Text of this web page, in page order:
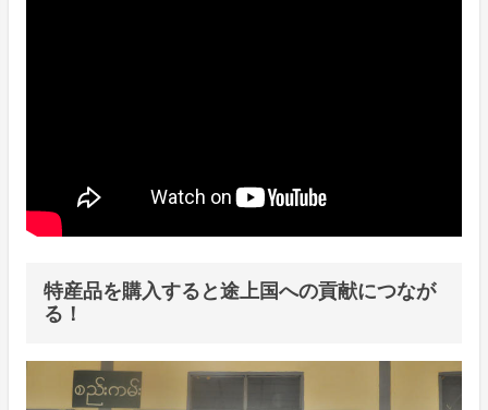
特産品を購入すると途上国への貢献につなが
る！